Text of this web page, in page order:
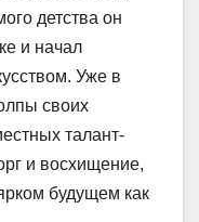
детства он
и начал
Уже в
своих
талант-
и восхищение,
будущем как